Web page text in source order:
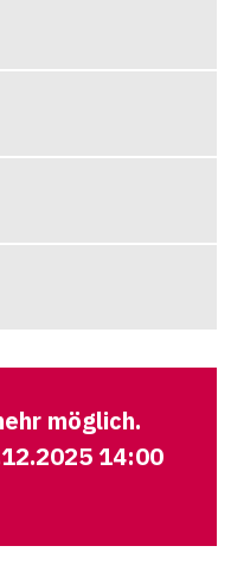
möglich.
14:00